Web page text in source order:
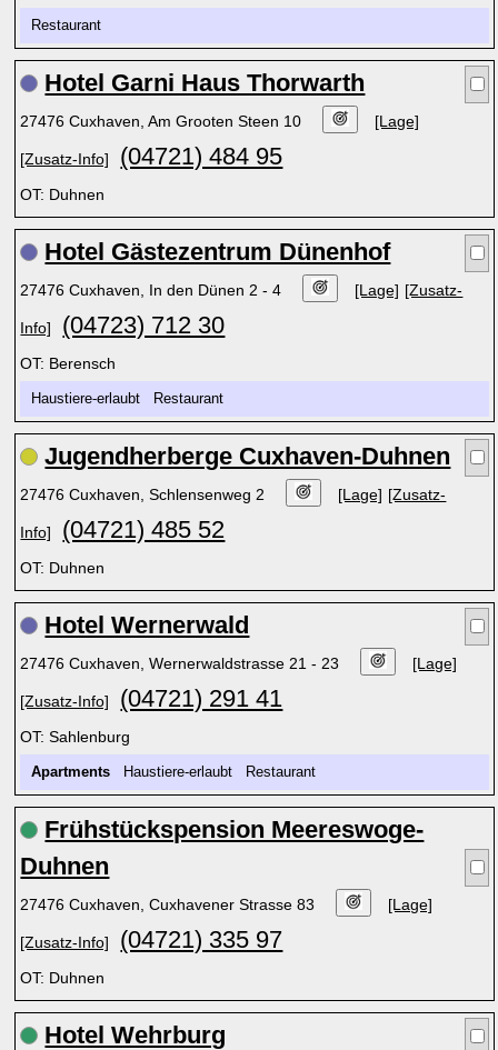
Restaurant
Hotel Garni Haus Thorwarth
27476 Cuxhaven, Am Grooten Steen 10 [Lage]
[Zusatz-Info] (04721) 484 95
OT: Duhnen
Hotel Gästezentrum Dünenhof
27476 Cuxhaven, In den Dünen 2 - 4 [Lage] [Zusatz-
Info] (04723) 712 30
OT: Berensch
Haustiere-erlaubt Restaurant
Jugendherberge Cuxhaven-Duhnen
27476 Cuxhaven, Schlensenweg 2 [Lage] [Zusatz-
Info] (04721) 485 52
OT: Duhnen
Hotel Wernerwald
27476 Cuxhaven, Wernerwaldstrasse 21 - 23 [Lage]
[Zusatz-Info] (04721) 291 41
OT: Sahlenburg
Apartments Haustiere-erlaubt Restaurant
Frühstückspension Meereswoge-
Duhnen
27476 Cuxhaven, Cuxhavener Strasse 83 [Lage]
[Zusatz-Info] (04721) 335 97
OT: Duhnen
Hotel Wehrburg